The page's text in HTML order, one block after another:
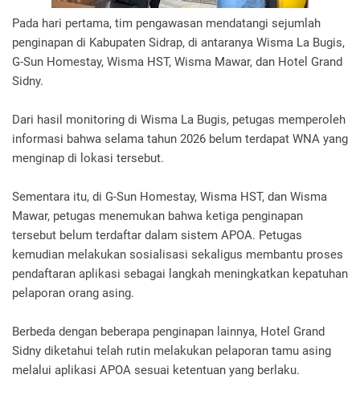
Pada hari pertama, tim pengawasan mendatangi sejumlah
penginapan di Kabupaten Sidrap, di antaranya Wisma La Bugis,
G-Sun Homestay, Wisma HST, Wisma Mawar, dan Hotel Grand
Sidny.
Dari hasil monitoring di Wisma La Bugis, petugas memperoleh
informasi bahwa selama tahun 2026 belum terdapat WNA yang
menginap di lokasi tersebut.
Sementara itu, di G-Sun Homestay, Wisma HST, dan Wisma
Mawar, petugas menemukan bahwa ketiga penginapan
tersebut belum terdaftar dalam sistem APOA. Petugas
kemudian melakukan sosialisasi sekaligus membantu proses
pendaftaran aplikasi sebagai langkah meningkatkan kepatuhan
pelaporan orang asing.
Berbeda dengan beberapa penginapan lainnya, Hotel Grand
Sidny diketahui telah rutin melakukan pelaporan tamu asing
melalui aplikasi APOA sesuai ketentuan yang berlaku.